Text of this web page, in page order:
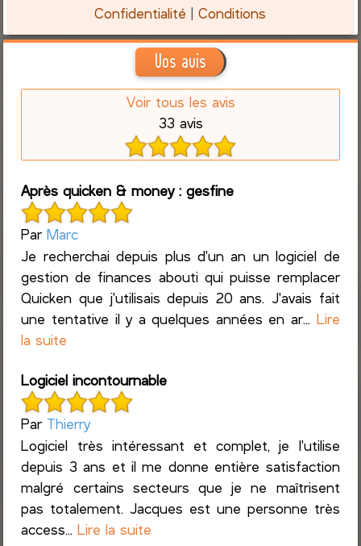
Confidentialité |Conditions
Vos avis
Voir tous les avis
33 avis
Après quicken & money : gesfine
ParMarc
Je recherchai depuis plus d'un an un logiciel de
gestion de finances abouti qui puisse remplacer
Quicken que j'utilisais depuis 20 ans. J'avais fait
une tentative il y a quelques années en ar... Lire
la suite
Logiciel incontournable
Par Thierry
Logiciel très intéressant et complet, je l'utilise
depuis 3 ans et il me donne entière satisfaction
malgré certains secteurs que je ne maîtrisent
pas totalement. Jacques est une personne très
access...Lire la suite